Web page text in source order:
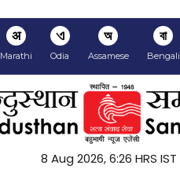
अ
Marathi
ଏ
Odia
অ
Assamese
বা
Bengali
8 Aug 2026, 6:26 HRS IST